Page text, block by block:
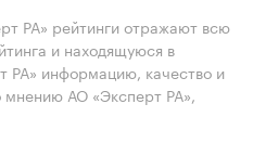
РА» рейтинги отражают всю
и находящуюся в
РА» информацию, качество и
мнению АО «Эксперт РА»,